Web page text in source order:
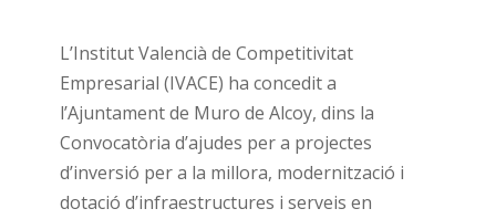
L’Institut Valencià de Competitivitat
Empresarial (IVACE) ha concedit a
l’Ajuntament de Muro de Alcoy, dins la
Convocatòria d’ajudes per a projectes
d’inversió per a la millora, modernització i
dotació d’infraestructures i serveis en